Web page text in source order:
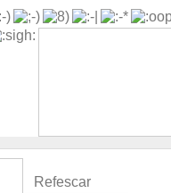
Refescar